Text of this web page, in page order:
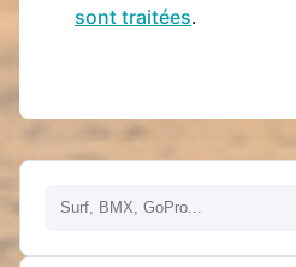
sont traitées.
Rechercher